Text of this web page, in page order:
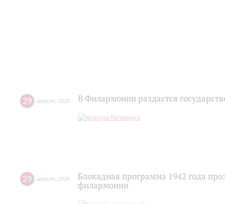
29 апреля 2026 В Филармонии раздастся
29 апреля 2026
Блокадная программа 1942 года
филармонии